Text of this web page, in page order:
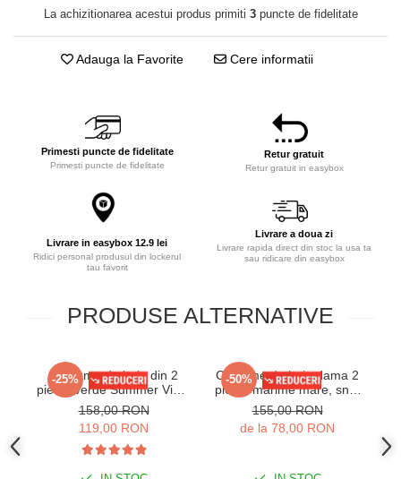
La achizitionarea acestui produs primiti 3puncte de fidelitate
Adauga la Favorite Cere informatii
Primesti puncte de fidelitate
Primesti puncte de fidelitate
Retur gratuit
Retur gratuit in easybox
Livrare in easybox 12.9 lei
Ridici personal produsul din lockerul
tau favorit
Livrare a doua zi
Livrare rapida direct din stoc la usa ta
sau ridicare din easybox
PRODUSE ALTERNATIVE
-25%
Costume de baie din 2
piese, verde Summer Viber
y9122
158,00 RON
119,00 RON
-50%
Costume de baie dama 2
piese, marime mare, snur
sutien si slip, Julia mov
inchis
155,00 RON
de la 78,00 RON